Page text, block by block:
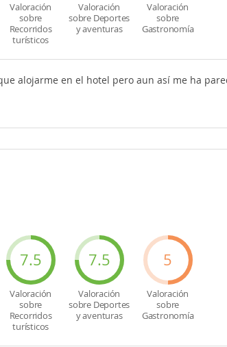
Valoración
sobre
Recorridos
turísticos
Valoración
sobre Deportes
y aventuras
Valoración
sobre
Gastronomía
alojarme en el hotel pero aun así me ha
7.5
Valoración
sobre
Recorridos
turísticos
7.5
Valoración
sobre Deportes
y aventuras
5
Valoración
sobre
Gastronomía